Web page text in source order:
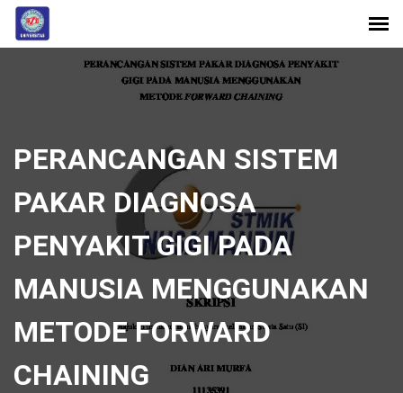
PERANCANGAN SISTEM
PAKAR DIAGNOSA
PENYAKIT GIGI PADA
MANUSIA MENGGUNAKAN
METODE FORWARD
CHAINING